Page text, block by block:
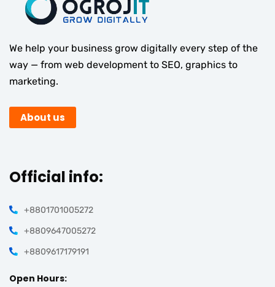
We help your business grow digitally every step of the
way — from web development to SEO, graphics to
marketing.
About us
Official info:
+8801701005272
+8809647005272
+8809617179191
Open Hours: